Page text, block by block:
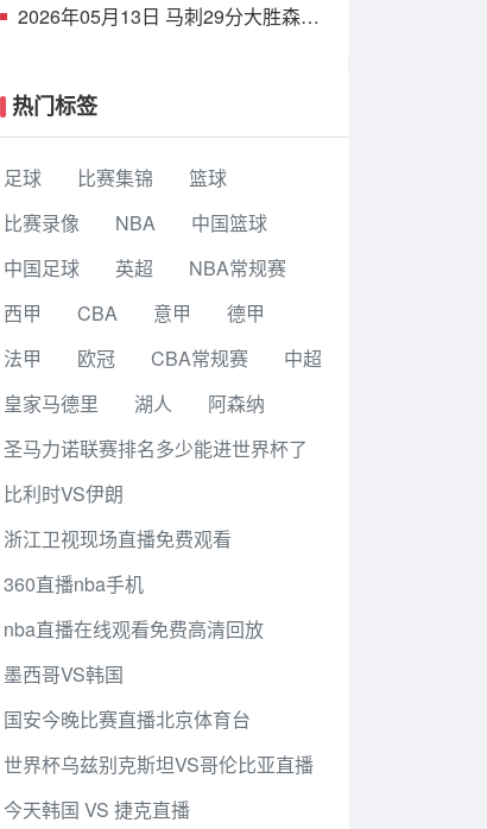
复出
2026年05月13日 马刺29分大胜森林
热门标签
足球 比赛集锦
篮球
比赛录像
NBA
中国篮球
中国足球
英超
NBA常规赛
西甲
CBA 意甲
德甲
法甲
欧冠 CBA常规赛
中超
皇家马德里
湖人
阿森纳
圣马力诺联赛排名多少能进世界杯了
比利时VS伊朗
浙江卫视现场直播免费观看
360直播nba手机
nba直播在线观看免费高清回放
墨西哥VS韩国
国安今晚比赛直播北京体育台
世界杯乌兹别克斯坦VS哥伦比亚直播
今天韩国 VS 捷克直播